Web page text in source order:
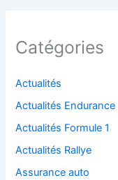
Catégories
Actualités
Actualités Endurance
Actualités Formule 1
Actualités Rallye
Assurance auto